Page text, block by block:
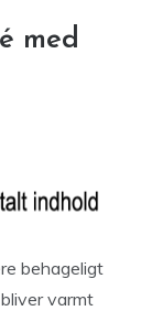
med
behageligt
varmt